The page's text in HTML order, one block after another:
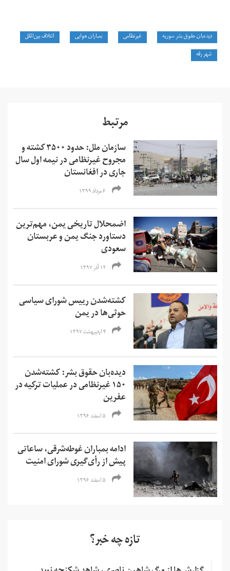
دیده‌بان حقوق بشر سوریه غیرنظامی بمباران هوایی
ائتلاف بین‌الملل
شهر رقه
مرتبط
سازمان ملل: حدود ۳۵۰۰ کشته و
مجروح غیرنظامی در نیمه اول سال
جاری در افغانستان
۶ مرداد ۱۳۹۹
اضمحلال تاریخی یمن، مهم‌ترین
دستاورد جنگ یمن و عربستان
سعودی
۱۲ آذر ۱۳۹۷
کشته‌شدن رییس شورای سیاسی
حوثی‌ها در یمن
۴ اردیبهشت ۱۳۹۷
دیده‌بان حقوق بشر: کشته‌شدن
۱۵۰ غیرنظامی در عملیات ترکیه در
عفرین
۵ اسفند ۱۳۹۶
ادامه بمباران غوطه‌شرقی، ساعاتی
پیش از رأی‌گیری شورای امنیت
۵ اسفند ۱۳۹۶
تازه چه خبر؟